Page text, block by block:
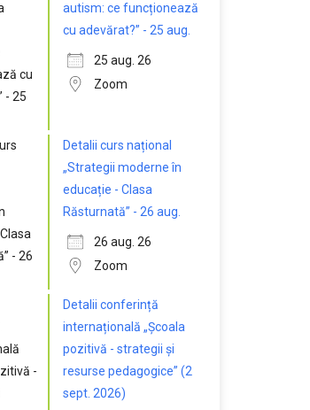
autism: ce funcționează
cu adevărat?” - 25 aug.
25 aug. 26
Zoom
Detalii curs național
„Strategii moderne în
educație - Clasa
Răsturnată” - 26 aug.
26 aug. 26
Zoom
Detalii conferință
internațională „Școala
pozitivă - strategii și
resurse pedagogice” (2
sept. 2026)